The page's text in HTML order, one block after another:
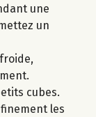
une
un
cubes.
les